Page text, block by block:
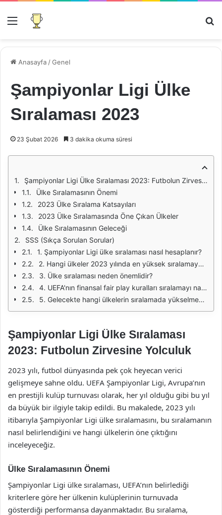
Menü
Anasayfa /Genel
Şampiyonlar Ligi Ülke
Sıralaması 2023
23 Şubat 2026 3 dakika okuma süresi
Şampiyonlar Ligi Ülke Sıralaması 2023: Futbolun Zirvesine Yolculuk
Ülke Sıralamasının Önemi
2023 Ülke Sıralama Katsayıları
2023 Ülke Sıralamasında Öne Çıkan Ülkeler
Ülke Sıralamasının Geleceği
SSS (Sıkça Sorulan Sorular)
1. Şampiyonlar Ligi ülke sıralaması nasıl hesaplanır?
2. Hangi ülkeler 2023 yılında en yüksek sıralamaya sahip?
3. Ülke sıralaması neden önemlidir?
4. UEFA'nın finansal fair play kuralları sıralamayı nasıl etkiler?
5. Gelecekte hangi ülkelerin sıralamada yükselmesi bekleniyor?
Şampiyonlar Ligi Ülke Sıralaması
2023: Futbolun Zirvesine Yolculuk
2023 yılı, futbol dünyasında pek çok heyecan verici
gelişmeye sahne oldu. UEFA Şampiyonlar Ligi, Avrupa’nın
en prestijli kulüp turnuvası olarak, her yıl olduğu gibi bu yıl
da büyük bir ilgiyle takip edildi. Bu makalede, 2023 yılı
itibarıyla Şampiyonlar Ligi ülke sıralamasını, bu sıralamanın
nasıl belirlendiğini ve hangi ülkelerin öne çıktığını
inceleyeceğiz.
Ülke Sıralamasının Önemi
Şampiyonlar Ligi ülke sıralaması, UEFA’nın belirlediği
kriterlere göre her ülkenin kulüplerinin turnuvada
gösterdiği performansa dayanmaktadır. Bu sıralama,